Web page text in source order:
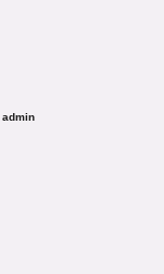
admin